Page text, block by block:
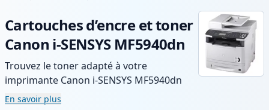
Cartouches d’encre et toner
Canon i-SENSYS MF5940dn
Trouvez le toner adapté à votre
imprimante Canon i-SENSYS MF5940dn
avec notre gamme de cartouches
En savoir plus